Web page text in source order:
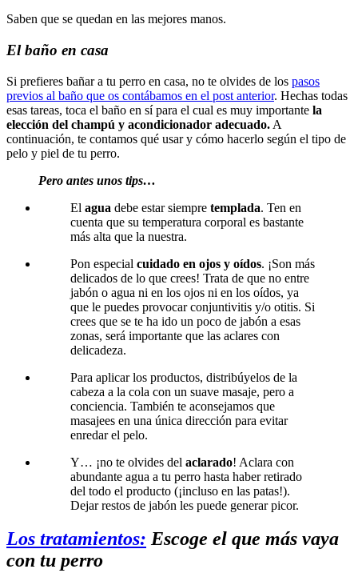
Saben que se quedan en las mejores manos.
El baño en casa
Si prefieres bañar a tu perro en casa, no te olvides de los pasos
previos al baño que os contábamos en el post anterior. Hechas todas
esas tareas, toca el baño en sí para el cual es muy importante la
elección del champú y acondicionador adecuado. A
continuación, te contamos qué usar y cómo hacerlo según el tipo de
pelo y piel de tu perro.
Pero antes unos tips…
El agua debe estar siempre templada. Ten en
cuenta que su temperatura corporal es bastante
más alta que la nuestra.
Pon especial cuidado en ojos y oídos. ¡Son más
delicados de lo que crees! Trata de que no entre
jabón o agua ni en los ojos ni en los oídos, ya
que le puedes provocar conjuntivitis y/o otitis. Si
crees que se te ha ido un poco de jabón a esas
zonas, será importante que las aclares con
delicadeza.
Para aplicar los productos, distribúyelos de la
cabeza a la cola con un suave masaje, pero a
conciencia. También te aconsejamos que
masajees en una única dirección para evitar
enredar el pelo.
Y… ¡no te olvides del aclarado! Aclara con
abundante agua a tu perro hasta haber retirado
del todo el producto (¡incluso en las patas!).
Dejar restos de jabón les puede generar picor.
Los tratamientos: Escoge el que más vaya
con tu perro